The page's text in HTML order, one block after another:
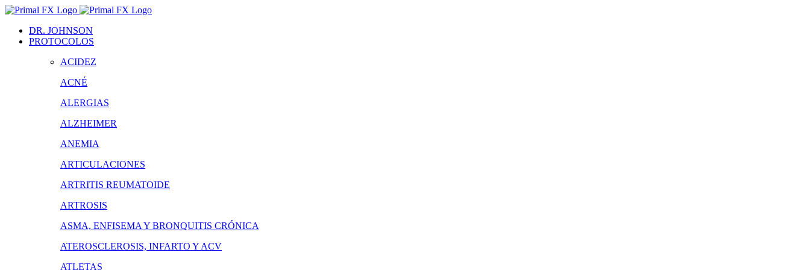
Saltar
contenidoDR. JOHNSON
PROTOCOLOS
ACIDEZ
ACNÉ
ALERGIAS
ALZHEIMER
ANEMIA
ARTICULACIONES
ARTRITIS REUMATOIDE
ARTROSIS
ASMA, ENFISEMA Y BRONQUITIS CRÓNICA
ATEROSCLEROSIS, INFARTO Y ACV
ATLETAS